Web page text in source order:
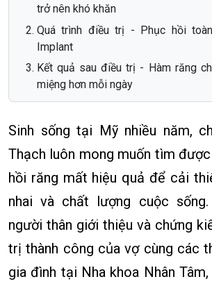
trở nên khó khăn
Quá trình điều trị - Phục hồi
Implant
Kết quả sau điều trị - Hàm răng
miệng hơn mỗi ngày
Sinh sống tại Mỹ nhiều năm,
Thạch luôn mong muốn tìm
hồi răng mất hiệu quả để cải
nhai và chất lượng cuộc
người thân giới thiệu và chứng
trị thành công của vợ cùng các
gia đình tại Nha khoa Nhân